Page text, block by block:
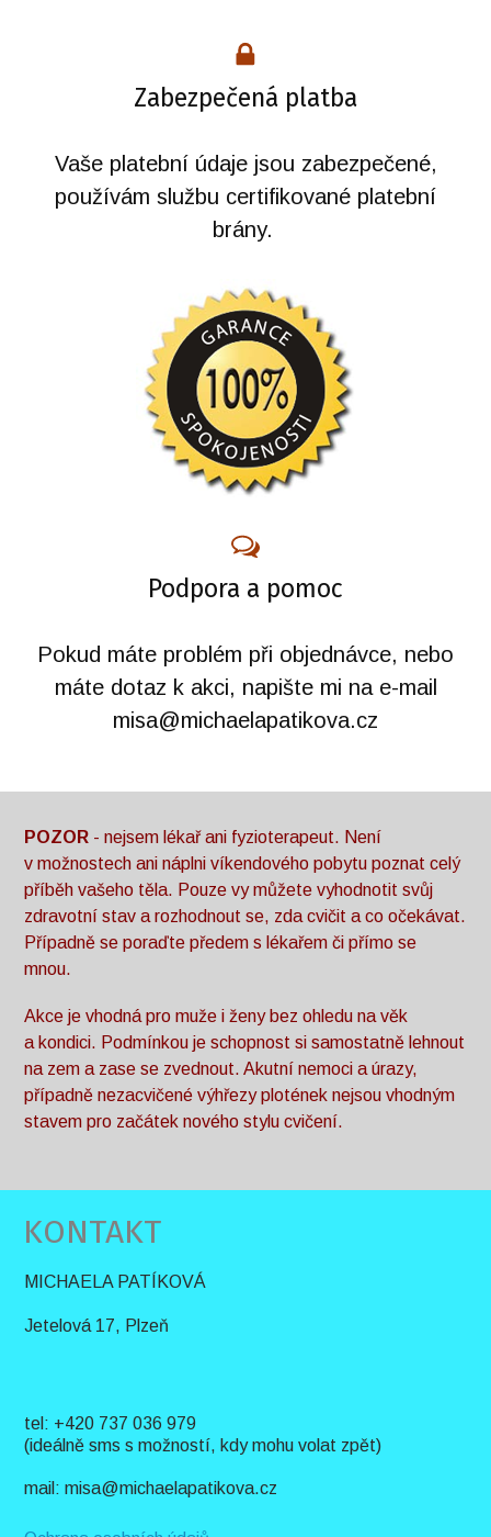
Zabezpečená platba
Vaše platební údaje jsou zabezpečené,
používám službu certifikované platební
brány.
Podpora a pomoc
Pokud máte problém při objednávce, nebo
máte dotaz k akci, napište mi na e-mail
misa@michaelapatikova.cz
POZOR - nejsem lékař ani fyzioterapeut. Není
v možnostech ani náplni víkendového pobytu poznat celý
příběh vašeho těla. Pouze vy můžete vyhodnotit svůj
zdravotní stav a rozhodnout se, zda cvičit a co očekávat.
Případně se poraďte předem s lékařem či přímo se
mnou.
Akce je vhodná pro muže i ženy bez ohledu na věk
a kondici. Podmínkou je schopnost si samostatně lehnout
na zem a zase se zvednout. Akutní nemoci a úrazy,
případně nezacvičené výhřezy plotének nejsou vhodným
stavem pro začátek nového stylu cvičení.
KONTAKT
MICHAELA PATÍKOVÁ
Jetelová 17, Plzeň
tel: +420 737 036 979
(ideálně sms s možností, kdy mohu volat zpět)
mail: misa@michaelapatikova.cz